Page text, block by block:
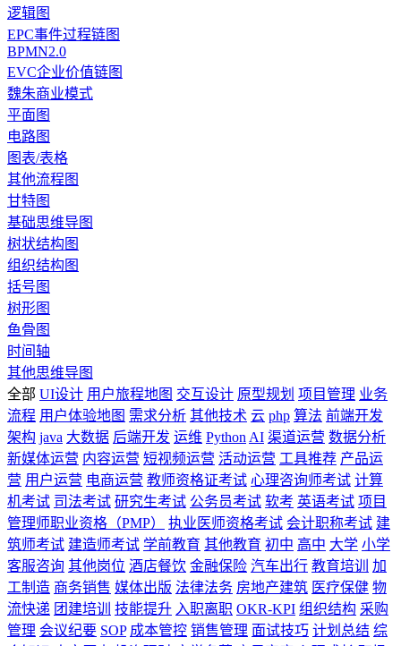
逻辑图
EPC事件过程链图
BPMN2.0
EVC企业价值链图
魏朱商业模式
平面图
电路图
图表/表格
其他流程图
甘特图
基础思维导图
树状结构图
组织结构图
括号图
树形图
鱼骨图
时间轴
其他思维导图
全部 UI设计 用户旅程地图 交互设计 原型规划 项目管理 业务
流程 用户体验地图 需求分析 其他技术 云 php 算法 前端开发
架构 java 大数据 后端开发 运维 Python AI 渠道运营 数据分析
新媒体运营 内容运营 短视频运营 活动运营 工具推荐 产品运
营 用户运营 电商运营 教师资格证考试 心理咨询师考试 计算
机考试 司法考试 研究生考试 公务员考试 软考 英语考试 项目
管理师职业资格（PMP）
执业医师资格考试 会计职称考试 建
筑师考试 建造师考试 学前教育 其他教育 初中 高中 大学 小学
客服咨询 其他岗位 酒店餐饮 金融保险 汽车出行 教育培训
加
工制造 商务销售 媒体出版 法律法务 房地产建筑 医疗保健 物
流快递 团建培训 技能提升 入职离职 OKR-KPI 组织结构 采购
管理 会议纪要 SOP 成本管控 销售管理 面试技巧 计划总结 综